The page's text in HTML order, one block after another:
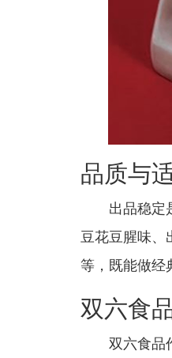
品质与
出品稳定
豆花豆腥味、
等，既能做经
双六食
双六食品